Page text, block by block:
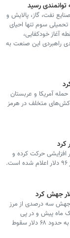
رسید
نفت، گاز، پالایش و
سوم تنها احیای
آغاز خودکفایی،
راهبردی این صنعت به
حمله آمریکا و عربستان
متخلف در هرمز
حرکت کرده و
جهش سه درصدی از مرز
یک ماه پیش و در پی
امضای توافق آتش‌بس هر بشکه نفت به حدود ۶۸ دلار سقوط